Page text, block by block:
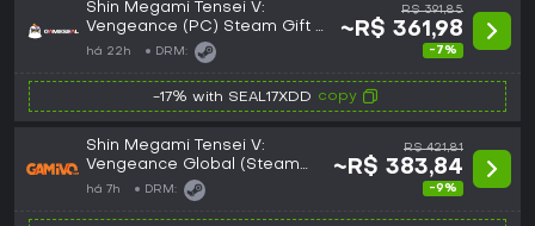
Shin Megami Tensei V:
Vengeance (PC) Steam Gift -
GLOBAL
há 22h DRM:
R$ 391,85
~R$ 361,98
-7%
-17% with SEAL17XDD copy
Shin Megami Tensei V:
Vengeance Global (Steam
Gift)
há 7h DRM:
R$ 421,81
~R$ 383,84
-9%